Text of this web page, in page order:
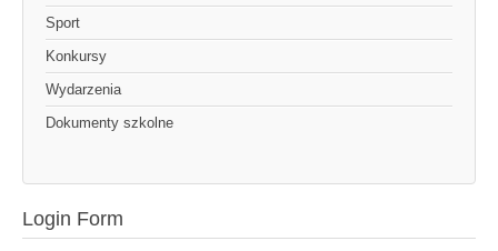
Sport
Konkursy
Wydarzenia
Dokumenty szkolne
Login Form